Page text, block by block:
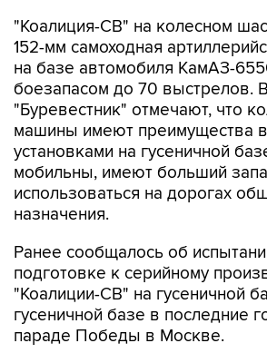
"Коалиция-СВ" на колесном
152-мм самоходная
на базе автомобиля КамАЗ-
боезапасом до 70 выстрелов.
"Буревестник" отмечают, что
машины имеют преимущества
установками на гусеничной
мобильны, имеют больший
использоваться на дорогах
назначения.
Ранее сообщалось об
подготовке к серийному
"Коалиции-СВ" на гусеничной
гусеничной базе в последние
параде Победы в Москве.